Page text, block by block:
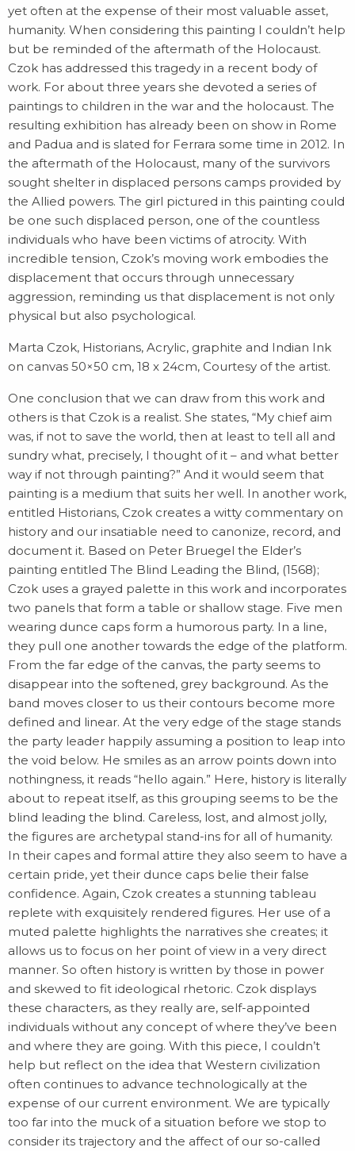
yet often at the expense of their most valuable asset,
humanity. When considering this painting I couldn’t help
but be reminded of the aftermath of the Holocaust.
Czok has addressed this tragedy in a recent body of
work. For about three years she devoted a series of
paintings to children in the war and the holocaust. The
resulting exhibition has already been on show in Rome
and Padua and is slated for Ferrara some time in 2012. In
the aftermath of the Holocaust, many of the survivors
sought shelter in displaced persons camps provided by
the Allied powers. The girl pictured in this painting could
be one such displaced person, one of the countless
individuals who have been victims of atrocity. With
incredible tension, Czok’s moving work embodies the
displacement that occurs through unnecessary
aggression, reminding us that displacement is not only
physical but also psychological.
Marta Czok, Historians, Acrylic, graphite and Indian Ink
on canvas 50×50 cm, 18 x 24cm, Courtesy of the artist.
One conclusion that we can draw from this work and
others is that Czok is a realist. She states, “My chief aim
was, if not to save the world, then at least to tell all and
sundry what, precisely, I thought of it – and what better
way if not through painting?” And it would seem that
painting is a medium that suits her well. In another work,
entitled Historians, Czok creates a witty commentary on
history and our insatiable need to canonize, record, and
document it. Based on Peter Bruegel the Elder’s
painting entitled The Blind Leading the Blind, (1568);
Czok uses a grayed palette in this work and incorporates
two panels that form a table or shallow stage. Five men
wearing dunce caps form a humorous party. In a line,
they pull one another towards the edge of the platform.
From the far edge of the canvas, the party seems to
disappear into the softened, grey background. As the
band moves closer to us their contours become more
defined and linear. At the very edge of the stage stands
the party leader happily assuming a position to leap into
the void below. He smiles as an arrow points down into
nothingness, it reads “hello again.” Here, history is literally
about to repeat itself, as this grouping seems to be the
blind leading the blind. Careless, lost, and almost jolly,
the figures are archetypal stand-ins for all of humanity.
In their capes and formal attire they also seem to have a
certain pride, yet their dunce caps belie their false
confidence. Again, Czok creates a stunning tableau
replete with exquisitely rendered figures. Her use of a
muted palette highlights the narratives she creates; it
allows us to focus on her point of view in a very direct
manner. So often history is written by those in power
and skewed to fit ideological rhetoric. Czok displays
these characters, as they really are, self-appointed
individuals without any concept of where they’ve been
and where they are going. With this piece, I couldn’t
help but reflect on the idea that Western civilization
often continues to advance technologically at the
expense of our current environment. We are typically
too far into the muck of a situation before we stop to
consider its trajectory and the affect of our so-called